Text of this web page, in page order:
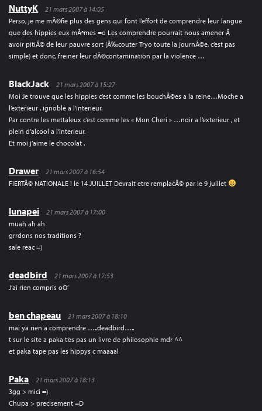
NuttyK
21 mars 2007 à 14:05
Perso, je me mÃ©fie plus des gens qui font l’effort de comprendre leur langue
que des hippies eux mÃªmes =o Les comprendre pourrait nous amener Ã
avoir pitiÃ© de leur pauvre sort (Ã‰couter Tryo toute la journÃ©e, c’est pas
simple) et donc, freiner leur dÃ©contamination par la violence …
BlackJack
21 mars 2007 à 15:27
Moi Je trouve que les hippies c’est comme les bouchÃ©es a la reine…Moche a
l’exterieur , ignoble a l’interieur.
Par contre les mettaleux c’est comme les « Mon Cheri » …noir a l’exterieur , et
plein d’alcool a l’interieur.
Et moi j’aime le chocolat .
Drawer
21 mars 2007 à 16:54
FIERTÃ© NATIONALE ! le 14 JUILLET Devrait etre remplacÃ© par le 9 juillet
lunapei
21 mars 2007 à 17:00
muah ah ah
grrdons nos traditions ?
sale reac =)
deadbird
21 mars 2007 à 17:53
J’ai rien compris oO’
ben chapeau
21 mars 2007 à 18:10
mai ya rien a comprendre …..deadbird…..
t sur le site a paka t’es pas un livre de philosophie mdr ^^
et paka tape pas les hippys c maaaal
Paka
21 mars 2007 à 18:13
3gg > mici =)
Chupa > precisement =D